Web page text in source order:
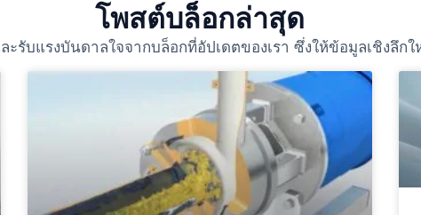
โพสต์บล็อกล่าสุด
รับแรงบันดาลใจจากบล็อกที่อัปเดตของเรา ซึ่งให้ข้อมูลเชิงลึก